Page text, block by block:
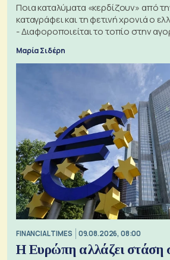
Ποια καταλύματα «κερδίζουν» από
καταγράφει και τη φετινή χρονιά ο
- Διαφοροποιείται το τοπίο στην
Μαρία Σιδέρη
FINANCIAL TIMES 09.08.2026, 08:00
Η Ευρώπη αλλάζει στάση